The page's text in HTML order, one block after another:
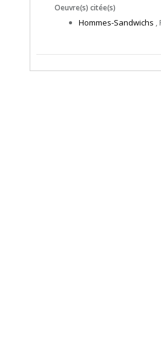
Oeuvre(s) citée(s)
Hommes-Sandwichs ,